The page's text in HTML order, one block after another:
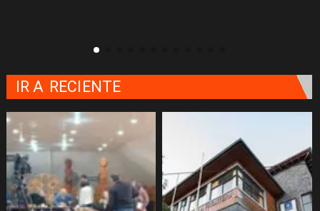
IR A RECIENTE